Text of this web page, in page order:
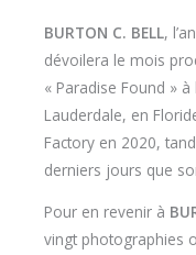
BURTON C. BELL,
dévoilera le mois
« Paradise Found »
Lauderdale, en
Factory en 2020,
derniers jours que
Pour en revenir à
vingt photographies